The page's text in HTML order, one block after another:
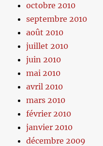
octobre 2010
septembre 2010
août 2010
juillet 2010
juin 2010
mai 2010
avril 2010
mars 2010
février 2010
janvier 2010
décembre 2009